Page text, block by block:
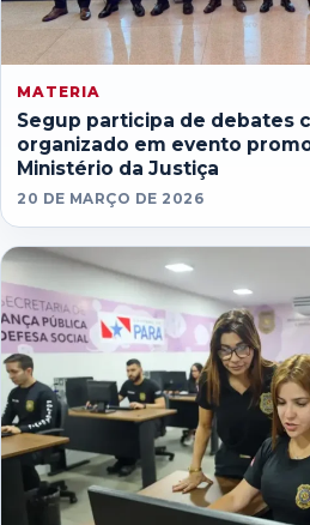
MATERIA
Segup participa de debates
organizado em evento
Ministério da Justiça
20 DE MARÇO DE 2026